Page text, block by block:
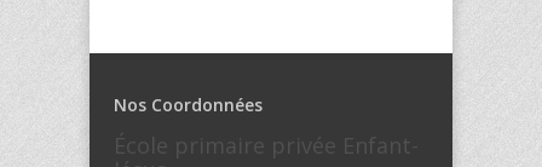
Nos Coordonnées
École primaire privée Enfant-